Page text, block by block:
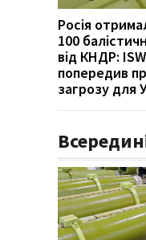
Росія
100
від КНДР: ISW
попередив
загрозу для